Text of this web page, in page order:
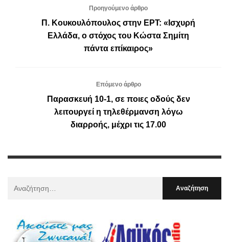
Προηγούμενο άρθρο
Π. Κουκουλόπουλος στην ΕΡΤ: «Ισχυρή
Ελλάδα, ο στόχος του Κώστα Σημίτη
πάντα επίκαιρος»
Επόμενο άρθρο
Παρασκευή 10-1, σε ποιες οδούς δεν
λειτουργεί η τηλεθέρμανση λόγω
διαρροής, μέχρι τις 17.00